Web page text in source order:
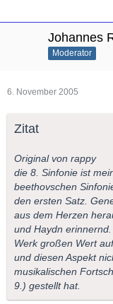
Johannes
Moderator
6. November 2005
Zitat
Original von rappy
die 8. Sinfonie ist
beethovschen
den ersten Satz.
aus dem Herzen
und Haydn
Werk großen Wert
und diesen Aspekt
musikalischen
9.) gestellt hat.